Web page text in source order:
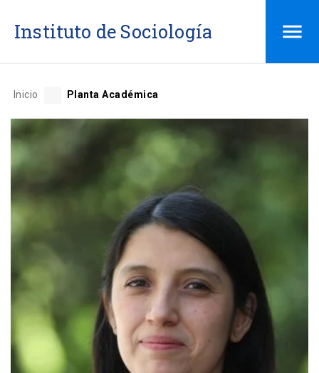
Instituto de Sociología
Inicio Planta Académica